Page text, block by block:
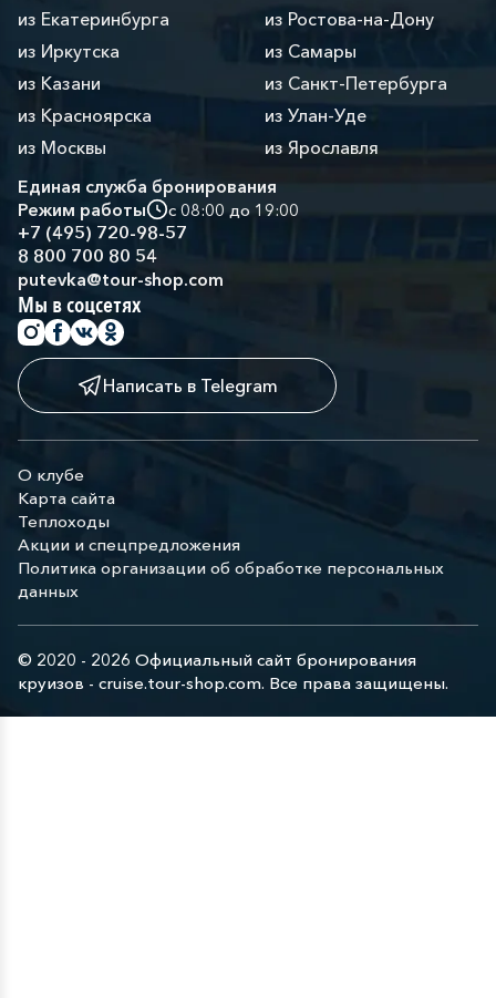
из Екатеринбурга
из Иркутска
из Казани
из Красноярска
из Москвы
из Ростова-на-Дону
из Самары
из Санкт-Петербурга
из Улан-Уде
из Ярославля
Единая служба бронирования
Режим работы
с 08:00 до 19:00
+7 (495) 720-98-57
8 800 700 80 54
putevka@tour-shop.com
Мы в соцсетях
Написать в Telegram
О клубе
Карта сайта
Теплоходы
Акции и спецпредложения
Политика организации об обработке персональных
данных
© 2020 - 2026 Официальный сайт бронирования
круизов - cruise.tour-shop.com. Все права защищены.